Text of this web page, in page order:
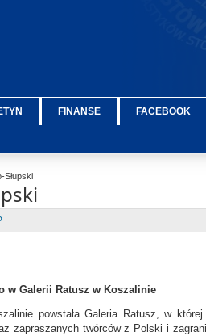
FINANSE FACEBOOK
Słupski
w Galerii Ratusz w Koszalinie
powstała Galeria Ratusz, w
zapraszanych twórców z Polski i